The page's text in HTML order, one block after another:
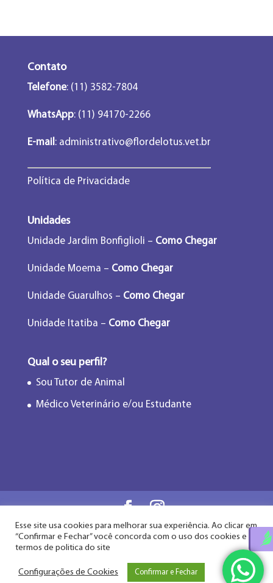
Contato
Telefone: (11) 3582-7804
WhatsApp: (11) 94170-2266
E-mail:administrativo@flordelotus.vet.br
Política de Privacidade
Unidades
Unidade Jardim Bonfiglioli – Como Chegar
Unidade Moema – Como Chegar
Unidade Guarulhos – Como Chegar
Unidade Itatiba – Como Chegar
Qual o seu perfil?
Sou Tutor de Animal
Médico Veterinário e/ou Estudante
Flor de Lótus Acupuntura Veterinária® - Desde
Esse site usa cookies para melhorar sua experiência. Ao clicar em
“Confirmar e Fechar” você concorda com o uso dos cookies e
termos de politica do site
Configurações de Cookies Confirmar e Fechar